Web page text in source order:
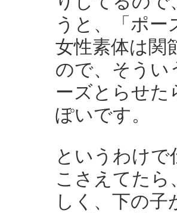
うと、「ポ
女性素体は関
ので、そうい
ーズとらせた
ぽいです。
というわけ
こさえてたら
しく、下の